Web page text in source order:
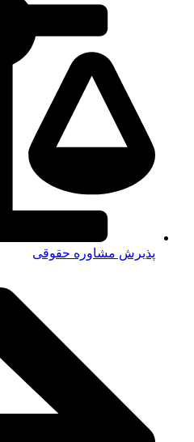
پذیرش مشاوره حقوقی